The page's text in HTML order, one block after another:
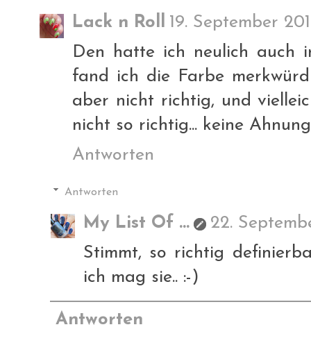
Lack n Roll 19. September
Den hatte ich neulich auch
fand ich die Farbe
aber nicht richtig, und
nicht so richtig... keine
Antworten
Antworten
My List Of ...
22.
Stimmt, so richtig
ich mag sie.. :-)
Antworten